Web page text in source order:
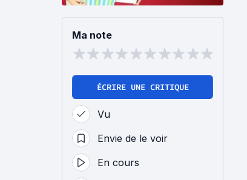
Ma note
ÉCRIRE UNE CRITIQUE
Vu
Envie de le voir
En cours